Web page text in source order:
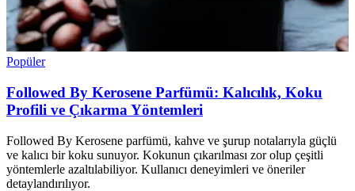
Popüler
Followed By Kerosene Parfümü: Kalıcılık, Koku
Profili ve Çıkarma Yöntemleri
Followed By Kerosene parfümü, kahve ve şurup notalarıyla güçlü
ve kalıcı bir koku sunuyor. Kokunun çıkarılması zor olup çeşitli
yöntemlerle azaltılabiliyor. Kullanıcı deneyimleri ve öneriler
detaylandırılıyor.